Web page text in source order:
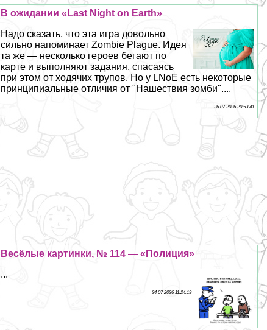
В ожидании «Last Night on Earth»
Надо сказать, что эта игра довольно
сильно напоминает Zombie Plague. Идея
та же — несколько героев бегают по
карте и выполняют задания, спасаясь
при этом от ходячих трупов. Но у LNoE есть некоторые
принципиальные отличия от "Нашествия зомби"....
26 07 2026 20:53:41
Весёлые картинки, № 114 — «Полиция»
...
24 07 2026 11:24:19